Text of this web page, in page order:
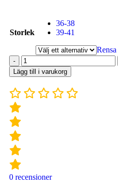
Storlek
36-38
39-41
Rensa
-
Lägg till i varukorg
0 recensioner